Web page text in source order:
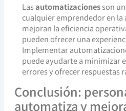
Lasautomatizacionesson
cualquier emprendedor en la
mejoran la eficiencia
pueden ofrecer una
Implementar
puede ayudarte a minimizar
errores y ofrecer respuestas
Conclusión:
automatiza y